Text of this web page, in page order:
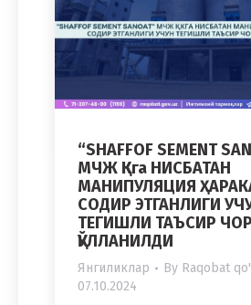
“SHAFFOF SEMENT
МЧЖ ҚКга НИСБАТАН
МАНИПУЛЯЦИЯ
СОДИР ЭТГАНЛИГИ
ТЕГИШЛИ ТАЪСИР
ҚЎЛЛАНИЛДИ
Янгиликлар By Raqobat
07.10.2024